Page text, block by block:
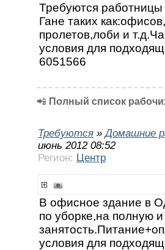
Требуются
Гане таких
пролетов,лоби и
условия для
6051566
📲 Полный список
Требуются »Домашние
июнь 2012 08:52
Регион: Центр
В офисное здание в
по уборке,на полную
условия для